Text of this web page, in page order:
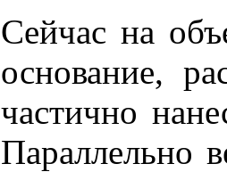
Сейчас на
основание,
частично
Параллельно